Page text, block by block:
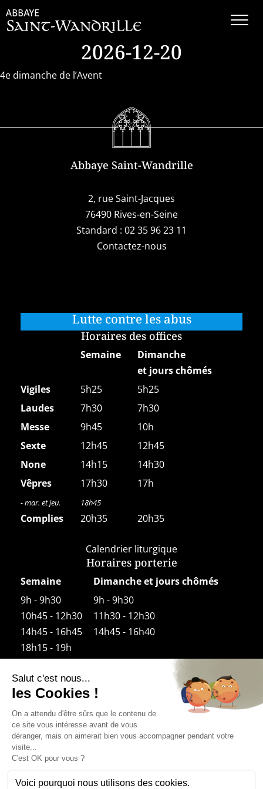
2026-12-20
4e dimanche de l’Avent
Abbaye Saint-Wandrille
2, rue Saint-Jacques
76490 Rives-en-Seine
Standard : 02 35 96 23 11
Contactez-nous
Lutte contre les abus
Horaires des offices
Semaine
Dimanche
et jours chômés
Vigiles
5h25
5h25
Laudes
7h30
7h30
Messe
9h45
10h
Sexte
12h45
12h45
None
14h15
14h30
Vêpres
17h30 17h
- mar. et jeu. 18h45
Complies 20h35 20h35
Calendrier liturgique
Horaires porterie
Semaine
Dimanche et jours chômés
9h - 9h30
9h - 9h30
10h45 - 12h30
11h30 - 12h30
14h45 - 16h45
14h45 - 16h40
18h15 - 19h
Horaires boutique
Semaine
9h30 – 12h30
14h00 – 18h30
Le samedi 14h30-18h30
Dimanche et jours fériés
11h30 (après la Messe) – 12h30